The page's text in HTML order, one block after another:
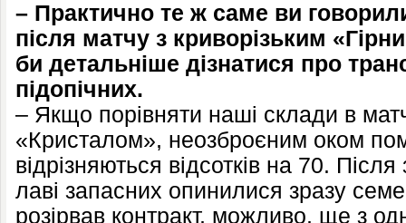
– Практично те ж саме ви
після матчу з криворізьким
би детальніше дізнатися про
підопічних.
– Якщо порівняти наші склади в
«Кристалом», неозброєним оком
відрізняються відсотків на 70.
лаві запасних опинилися зразу
розірвав контракт, можливо, ще з